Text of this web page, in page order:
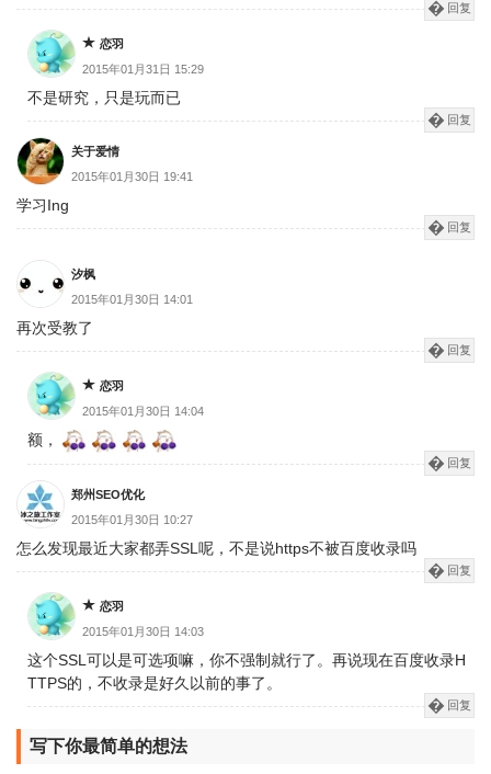
回复
恋羽
2015年01月31日 15:29
不是研究，只是玩而已
回复
关于爱情
2015年01月30日 19:41
学习Ing
回复
汐枫
2015年01月30日 14:01
再次受教了
回复
恋羽
2015年01月30日 14:04
额，
回复
郑州SEO优化
2015年01月30日 10:27
怎么发现最近大家都弄SSL呢，不是说https不被百度收录吗
回复
恋羽
2015年01月30日 14:03
这个SSL可以是可选项嘛，你不强制就行了。再说现在百度收录H
TTPS的，不收录是好久以前的事了。
回复
写下你最简单的想法